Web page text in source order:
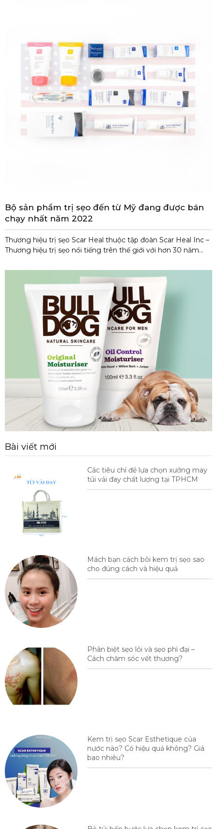
Bộ sản phẩm trị sẹo đến từ Mỹ đang được bán
chạy nhất năm 2022
Thương hiệu trị sẹo Scar Heal thuộc tập đoàn Scar Heal Inc –
Thương hiệu trị sẹo nổi tiếng trên thế giới với hơn 30 năm
Các sản phẩm của Scar Heal được các chuyên gia da liễu
Bài viết mới
Các tiêu chí để lựa chọn xưởng may
túi vải đay chất lượng tại TPHCM
Mách bạn cách bôi kem trị sẹo sao
cho đúng cách và hiệu quả
Phân biệt sẹo lồi và sẹo phì đại –
Cách chăm sóc vết thương?
Kem trị sẹo Scar Esthetique của
nước nào? Có hiệu quả không? Giá
bao nhiêu?